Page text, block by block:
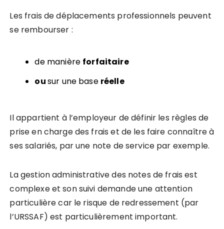
Les frais de déplacements professionnels peuvent
se rembourser :
de manière forfaitaire
ousur une base réelle
Il appartient à l’employeur de définir les règles de
prise en charge des frais et de les faire connaître à
ses salariés, par une note de service par exemple.
La gestion administrative des notes de frais est
complexe et son suivi demande une attention
particulière car le risque de redressement (par
l’URSSAF) est particulièrement important.